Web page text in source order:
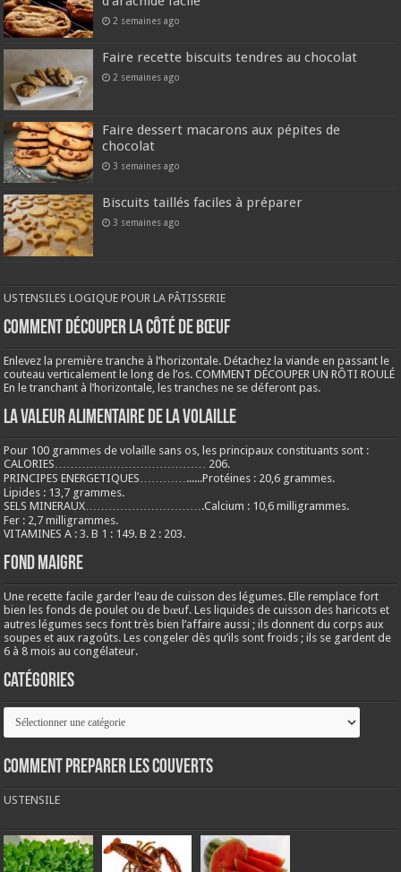
2 semaines ago
Faire recette biscuits tendres au chocolat
2 semaines ago
Faire dessert macarons aux pépites de
chocolat
3 semaines ago
Biscuits taillés faciles à préparer
3 semaines ago
USTENSILES LOGIQUE POUR LA PÂTISSERIE
COMMENT DÉCOUPER LA CÔTÉ DE BŒUF
Enlevez la première tranche à l’horizontale. Détachez la viande en passant le
couteau verticalement le long de l’os. COMMENT DÉCOUPER UN RÔTI ROULÉ
En le tranchant à l’horizontale, les tranches ne se déferont pas.
LA VALEUR ALIMENTAIRE DE LA VOLAILLE
Pour 100 grammes de volaille sans os, les principaux constituants sont :
CALORIES………………………………… 206.
PRINCIPES ENERGETIQUES…………......Protéines : 20,6 grammes.
Lipides : 13,7 grammes.
SELS MINERAUX………………………….Calcium : 10,6 milligrammes.
Fer : 2,7 milligrammes.
VITAMINES A : 3. B 1 : 149. B 2 : 203.
Fond maigre
Une recette facile garder l’eau de cuisson des légumes. Elle remplace fort
bien les fonds de poulet ou de bœuf. Les liquides de cuisson des haricots et
autres légumes secs font très bien l’affaire aussi ; ils donnent du corps aux
soupes et aux ragoûts. Les congeler dès qu’ils sont froids ; ils se gardent de
6 à 8 mois au congélateur.
Catégories
Catégories
COMMENT PREPARER LES COUVERTS
USTENSILE